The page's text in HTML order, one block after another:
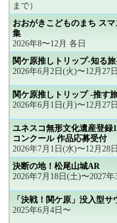
まで）
おおがきこどものまち ス
集
2026年8〜12月 各日
関ケ原推しトリップ-知る
2026年6月2日(火)〜12月27
関ケ原推しトリップ -推す
2026年6月1日(月)〜12月27
ユネスコ無形文化遺産登録
コンクール 作品応募受付
2026年7月1日(水)〜12月28
決断の地！松尾山城AR
2026年7月18日(土)〜2027年
「決戦！関ケ原」没入型サ
2025年6月4日〜